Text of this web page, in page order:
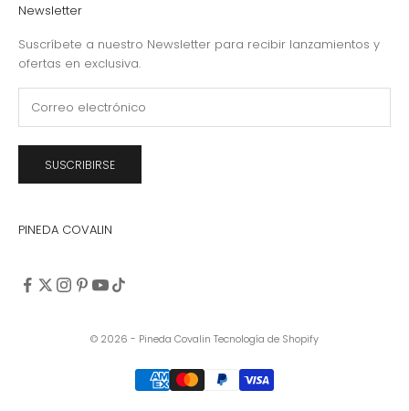
Newsletter
Suscríbete a nuestro Newsletter para recibir lanzamientos y
ofertas en exclusiva.
SUSCRIBIRSE
PINEDA COVALIN
© 2026 - Pineda Covalin Tecnología de Shopify